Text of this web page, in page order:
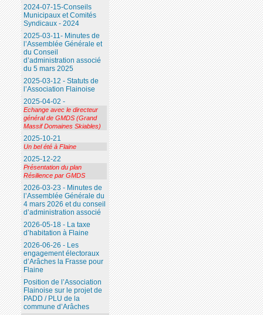
2024-07-15-Conseils
Municipaux et Comités
Syndicaux - 2024
2025-03-11- Minutes de
l’Assemblée Générale et
du Conseil
d’administration associé
du 5 mars 2025
2025-03-12 - Statuts de
l’Association Flainoise
2025-04-02 -
Echange avec le directeur
général de GMDS (Grand
Massif Domaines Skiables)
2025-10-21
Un bel été à Flaine
2025-12-22
Présentation du plan
Résilience par GMDS
2026-03-23 - Minutes de
l’Assemblée Générale du
4 mars 2026 et du conseil
d’administration associé
2026-05-18 - La taxe
d’habitation à Flaine
2026-06-26 - Les
engagement électoraux
d’Arâches la Frasse pour
Flaine
Position de l’Association
Flainoise sur le projet de
PADD / PLU de la
commune d’Arâches